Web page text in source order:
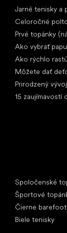
Jarné tenisky a
Celoročné
Prvé topánky
Ako vybrať
Ako rýchlo
Môžete dať
Prirodzený
15 zaujímavostí
Spoločenské
Športové
Čierne
Biele tenisky